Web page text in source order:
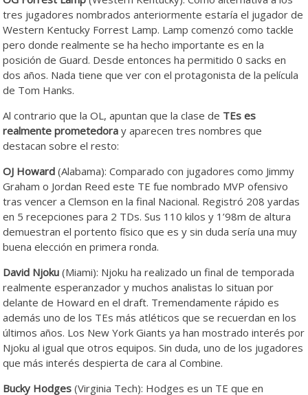
tres jugadores nombrados anteriormente estaría el jugador de
Western Kentucky Forrest Lamp. Lamp comenzó como tackle
pero donde realmente se ha hecho importante es en la
posición de Guard. Desde entonces ha permitido 0 sacks en
dos años. Nada tiene que ver con el protagonista de la película
de Tom Hanks.
Al contrario que la OL, apuntan que la clase de TEs es
realmente prometedora y aparecen tres nombres que
destacan sobre el resto:
OJ Howard (Alabama): Comparado con jugadores como Jimmy
Graham o Jordan Reed este TE fue nombrado MVP ofensivo
tras vencer a Clemson en la final Nacional. Registró 208 yardas
en 5 recepciones para 2 TDs. Sus 110 kilos y 1’98m de altura
demuestran el portento físico que es y sin duda sería una muy
buena elección en primera ronda.
David Njoku (Miami): Njoku ha realizado un final de temporada
realmente esperanzador y muchos analistas lo situan por
delante de Howard en el draft. Tremendamente rápido es
además uno de los TEs más atléticos que se recuerdan en los
últimos años. Los New York Giants ya han mostrado interés por
Njoku al igual que otros equipos. Sin duda, uno de los jugadores
que más interés despierta de cara al Combine.
Bucky Hodges (Virginia Tech): Hodges es un TE que en